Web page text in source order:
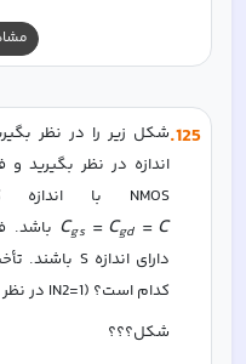
125
.
NMOS با اندازه کمینه برابر R و خازن پارازیت آن برابر
Cgs = Cgd = C
دارای اندازه S باشند. تأخیر مسیر بحرانی برحسب R، C، S و
کدام است؟ (IN2=1 در نظر بگیرید.)
شکل؟؟؟